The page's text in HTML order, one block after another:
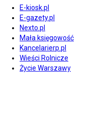
E-kiosk.pl
E-gazety.pl
Nexto.pl
Mała księgowość
Kancelarierp.pl
Wieści Rolnicze
Życie Warszawy